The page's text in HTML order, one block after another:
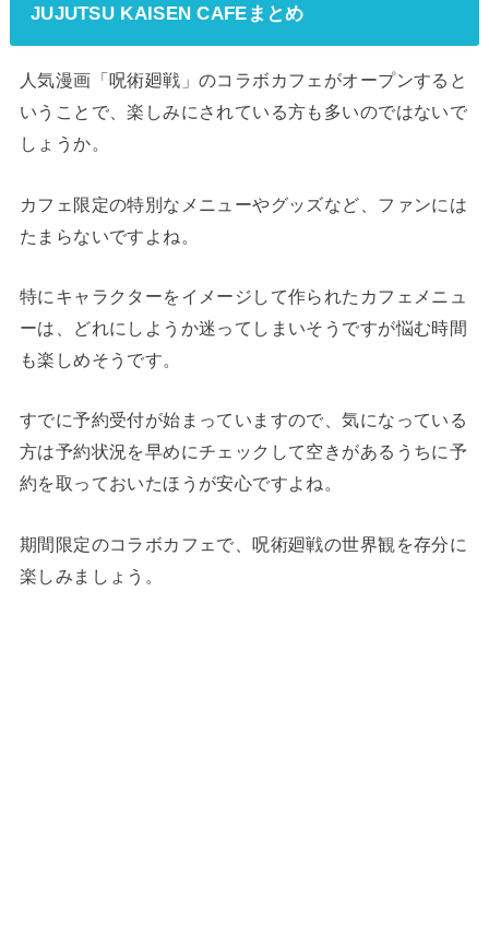
JUJUTSU KAISEN CAFEまとめ
人気漫画「呪術廻戦」のコラボカフェがオープンすると
いうことで、楽しみにされている方も多いのではないで
しょうか。
カフェ限定の特別なメニューやグッズなど、ファンには
たまらないですよね。
特にキャラクターをイメージして作られたカフェメニュ
ーは、どれにしようか迷ってしまいそうですが悩む時間
も楽しめそうです。
すでに予約受付が始まっていますので、気になっている
方は予約状況を早めにチェックして空きがあるうちに予
約を取っておいたほうが安心ですよね。
期間限定のコラボカフェで、呪術廻戦の世界観を存分に
楽しみましょう。